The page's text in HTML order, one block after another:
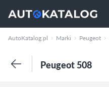
AutoKatalog.pl Marki Peugeot
Peugeot 508